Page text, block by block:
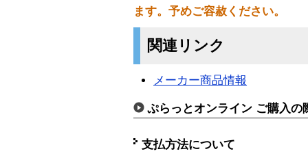
ます。予めご容赦ください。
関連リンク
メーカー商品情報
ぷらっとオンライン ご購入の
支払方法について